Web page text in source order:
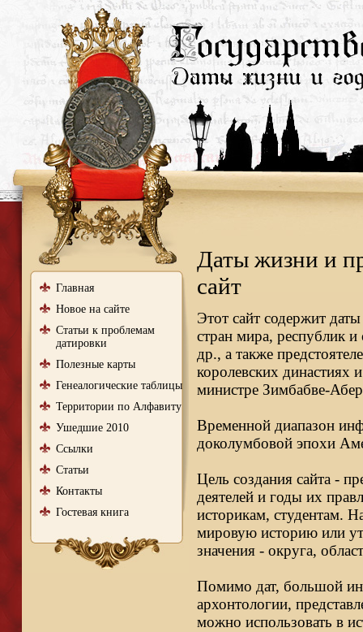
Главная
Новое на сайте
Статьи к проблемам
датировки
Полезные карты
Генеалогические таблицы
Территории по Алфавиту
Ушедшие 2010
Ссылки
Статьи
Контакты
Гостевая книга
Даты жизни и
сайт
Этот сайт содержит
стран мира, республик и
др., а также
королевских династиях
министре Зимбабве-
Временной диапазон
доколумбовой эпохи
Цель создания сайта -
деятелей и годы их
историкам, студентам.
мировую историю или
значения - округа,
Помимо дат, большой
архонтологии,
можно использовать в